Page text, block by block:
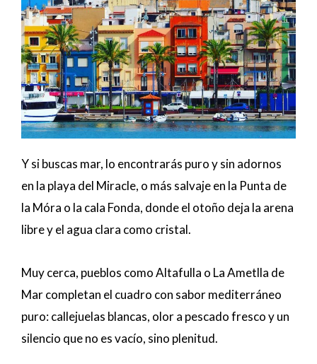
Y si buscas mar, lo encontrarás puro y sin adornos
en la playa del Miracle, o más salvaje en la Punta de
la Móra o la cala Fonda, donde el otoño deja la arena
libre y el agua clara como cristal.
Muy cerca, pueblos como Altafulla o La Ametlla de
Mar completan el cuadro con sabor mediterráneo
puro: callejuelas blancas, olor a pescado fresco y un
silencio que no es vacío, sino plenitud.